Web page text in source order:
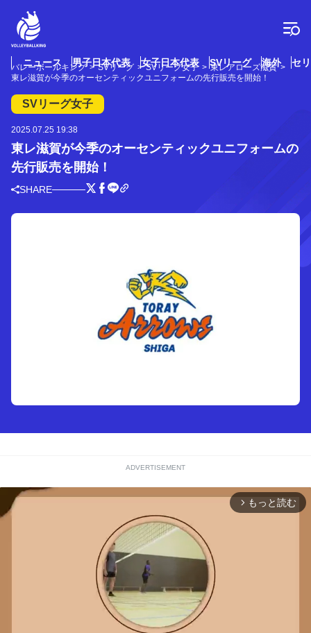
ニュース 男子日本代表 女子日本代表 SVリーグ 海外 セ
バレーボールキング SVリーグ SVリーグ女子
東レアローズ滋賀
東レ滋賀が今季のオーセンティックユニフォームの先行販売を開始！
SVリーグ女子
2025.07.25 19:38
東レ滋賀が今季のオーセンティックユニフォームの
先行販売を開始！
SHARE
ADVERTISEMENT
arrow_forward_ios もっと読む